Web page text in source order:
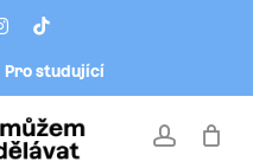
tiktok
Pro studující
account